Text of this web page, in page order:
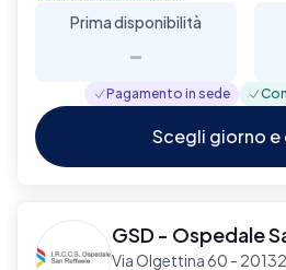
Prima disponibilità
-
Pagamento in sede
Scegli giorno e
GSD - Ospedale
Via Olgettina 60 -